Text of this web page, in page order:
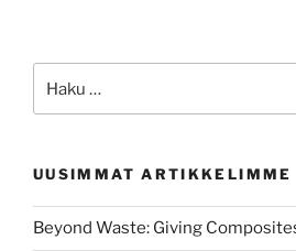
UUSIMMAT ARTIKKELIMME
Beyond Waste: Giving